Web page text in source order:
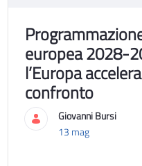
europea 2028-
l’Europa
confronto
Giovanni Bursi
13 mag